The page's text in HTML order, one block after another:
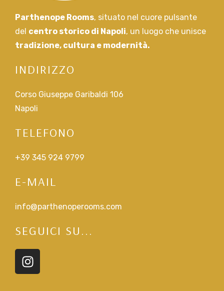
Parthenope Rooms, situato nel cuore pulsante
del centro storico di Napoli, un luogo che unisce
tradizione, cultura e modernità.
INDIRIZZO
Corso Giuseppe Garibaldi 106
Napoli
TELEFONO
+39 345 924 9799
E-MAIL
info@parthenoperooms.com
SEGUICI SU...